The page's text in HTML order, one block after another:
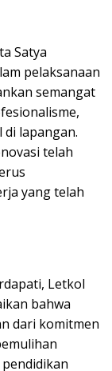
Satya
pelaksanaan
semangat
di lapangan.
telah
yang telah
Letkol
bahwa
dari komitmen